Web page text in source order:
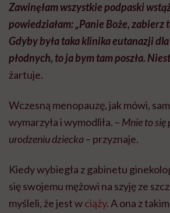
Zawinęłam wszystkie podpaski
powiedziałam: „Panie Boże, zabierz
Gdyby była taka klinika eutanazji
płodnych, to ja bym tam poszła.
żartuje.
Wczesną menopauzę, jak mówi,
wymarzyła i wymodliła. – Mnie to się
urodzeniu dziecka – przyznaje.
Kiedy wybiegła z gabinetu
się swojemu mężowi na szyję ze
myśleli, że jest wciąży. A ona z